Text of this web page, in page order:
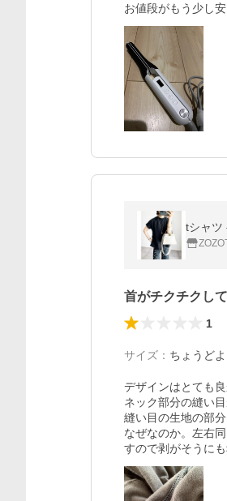
お値段がもう少し
tシャツ
首がチクチクし
1
サイズ ： ちょうど
デザインはとても良
ネック部分の縫い
縫い目の生地の部
なぜなのか。左右
すので剥がそうに